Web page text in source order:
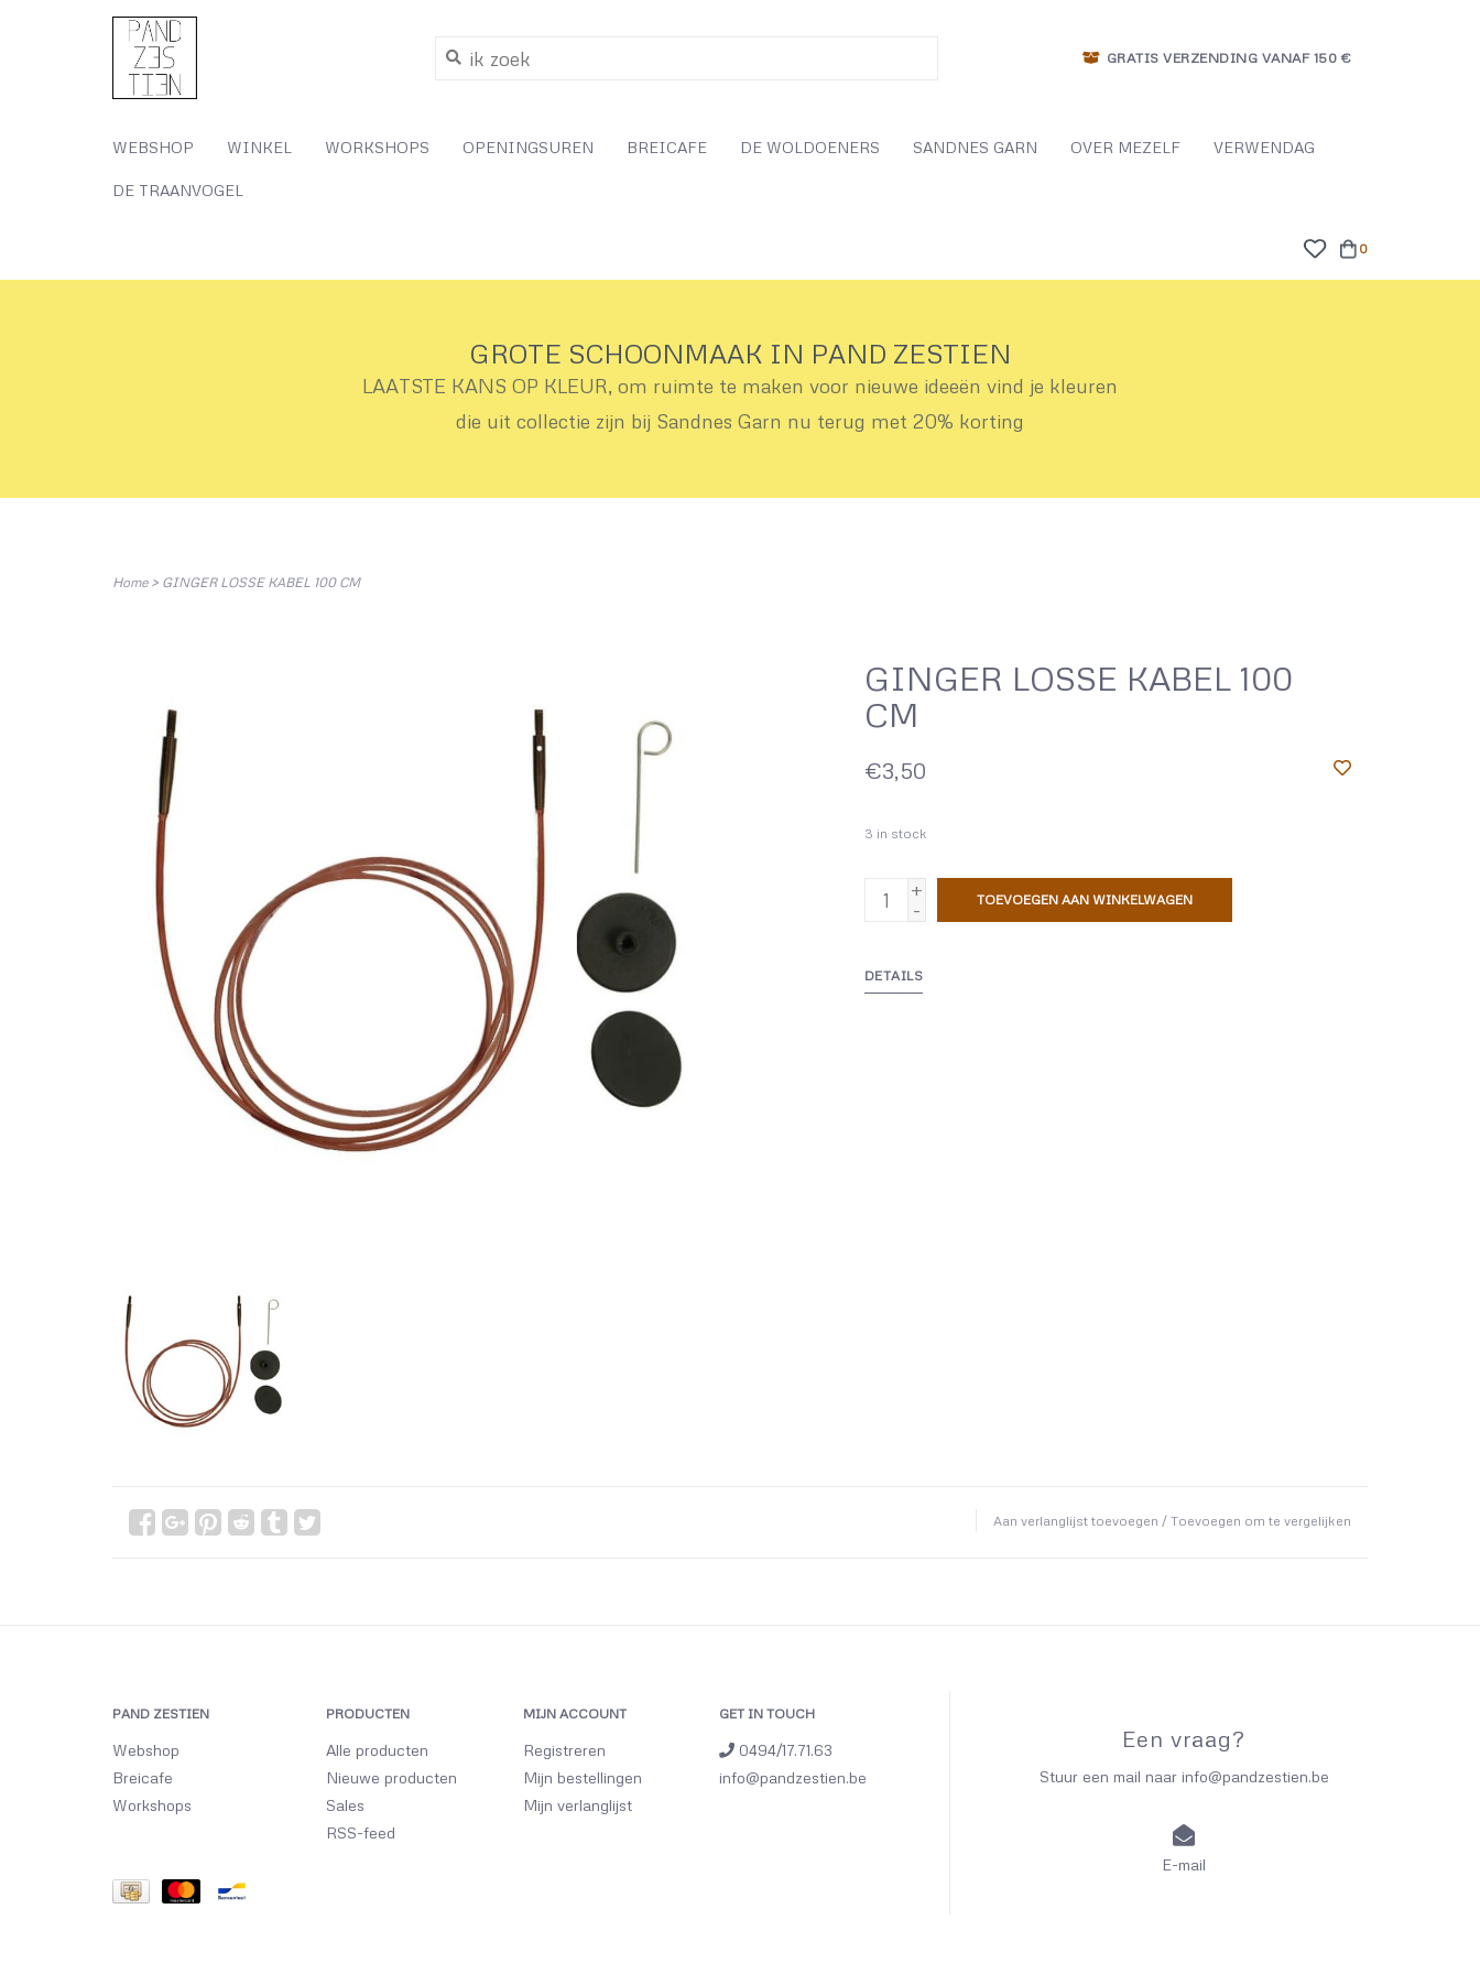
GRATIS VERZENDING VANAF 150 €
WEBSHOP WINKEL WORKSHOPS OPENINGSUREN BREICAFE DE WOLDOENERS SANDNES GARN OVER MEZELF VERWENDAG
DE TRAANVOGEL
0
GROTE SCHOONMAAK IN PAND ZESTIEN
LAATSTE KANS OP KLEUR, om ruimte te maken voor nieuwe ideeën vind je kleuren
die uit collectie zijn bij Sandnes Garn nu terug met 20% korting
Home> GINGER LOSSE KABEL 100 CM
GINGER LOSSE KABEL 100
CM
€3,50
3 in stock
+
-
TOEVOEGEN AAN WINKELWAGEN
DETAILS
Aan verlanglijst toevoegen / Toevoegen om te vergelijken
PAND ZESTIEN
Webshop
Breicafe
Workshops
PRODUCTEN
Alle producten
Nieuwe producten
Sales
RSS-feed
MIJN ACCOUNT
Registreren
Mijn bestellingen
Mijn verlanglijst
GET IN TOUCH
0494/17.71.63
info@pandzestien.be
Een vraag?
Stuur een mail naar info@pandzestien.be
E-mail